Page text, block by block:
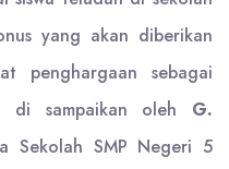
yang akan diberikan
penghargaan sebagai
di sampaikan oleh G.
Sekolah SMP Negeri 5